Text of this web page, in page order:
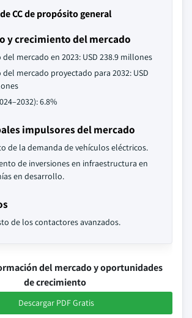
CC de propósito general
y crecimiento del mercado
del mercado en 2023: USD 238.9 millones
del mercado proyectado para 2032: USD
6.8%
impulsores del mercado
de la demanda de vehículos eléctricos.
de inversiones en infraestructura en
en desarrollo.
de los contactores avanzados.
del mercado y oportunidades
de crecimiento
Descargar PDF Gratis